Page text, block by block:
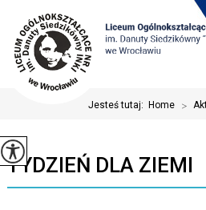
Jesteś tutaj: Home >
TYDZIEŃ DLA ZIEMI